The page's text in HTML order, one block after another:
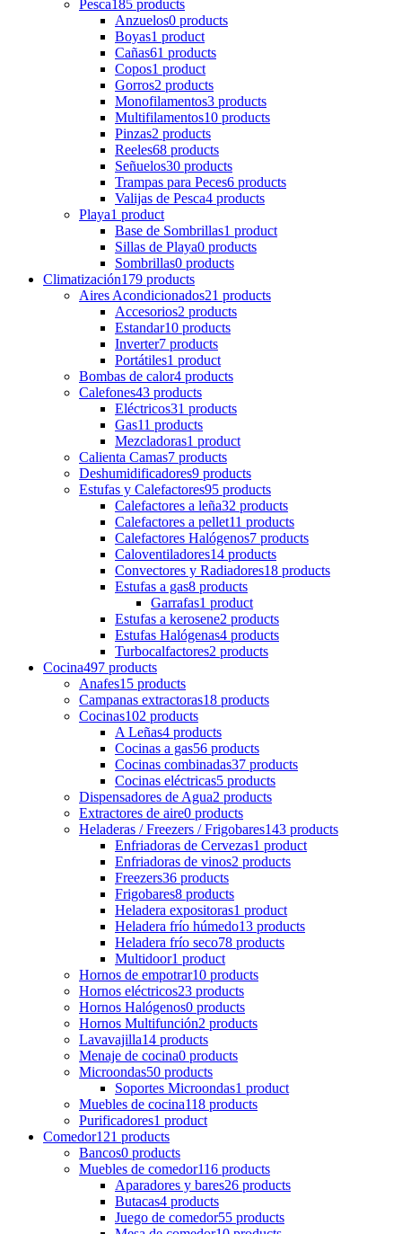
Pesca185 products
Anzuelos0 products
Boyas1 product
Cañas61 products
Copos1 product
Gorros2 products
Monofilamentos3 products
Multifilamentos10 products
Pinzas2 products
Reeles68 products
Señuelos30 products
Trampas para Peces6 products
Valijas de Pesca4 products
Playa1 product
Base de Sombrillas1 product
Sillas de Playa0 products
Sombrillas0 products
Climatización179 products
Aires Acondicionados21 products
Accesorios2 products
Estandar10 products
Inverter7 products
Portátiles1 product
Bombas de calor4 products
Calefones43 products
Eléctricos31 products
Gas11 products
Mezcladoras1 product
Calienta Camas7 products
Deshumidificadores9 products
Estufas y Calefactores95 products
Calefactores a leña32 products
Calefactores a pellet11 products
Calefactores Halógenos7 products
Caloventiladores14 products
Convectores y Radiadores18 products
Estufas a gas8 products
Garrafas1 product
Estufas a kerosene2 products
Estufas Halógenas4 products
Turbocalfactores2 products
Cocina497 products
Anafes15 products
Campanas extractoras18 products
Cocinas102 products
A Leñas4 products
Cocinas a gas56 products
Cocinas combinadas37 products
Cocinas eléctricas5 products
Dispensadores de Agua2 products
Extractores de aire0 products
Heladeras / Freezers / Frigobares143 products
Enfriadoras de Cervezas1 product
Enfriadoras de vinos2 products
Freezers36 products
Frigobares8 products
Heladera expositoras1 product
Heladera frío húmedo13 products
Heladera frío seco78 products
Multidoor1 product
Hornos de empotrar10 products
Hornos eléctricos23 products
Hornos Halógenos0 products
Hornos Multifunción2 products
Lavavajilla14 products
Menaje de cocina0 products
Microondas50 products
Soportes Microondas1 product
Muebles de cocina118 products
Purificadores1 product
Comedor121 products
Bancos0 products
Muebles de comedor116 products
Aparadores y bares26 products
Butacas4 products
Juego de comedor55 products